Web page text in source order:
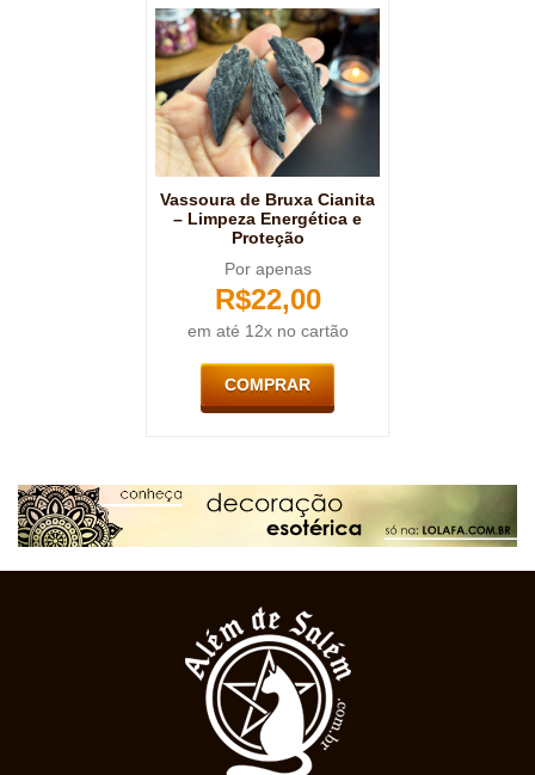
Vassoura de Bruxa Cianita
– Limpeza Energética e
Proteção
Por apenas
R$22,00
em até 12x no cartão
COMPRAR